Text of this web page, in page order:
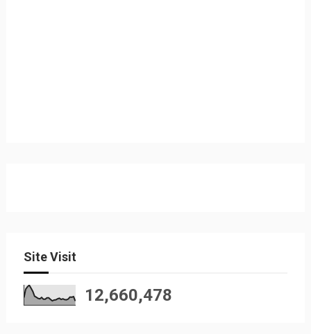
Site Visit
12,660,478